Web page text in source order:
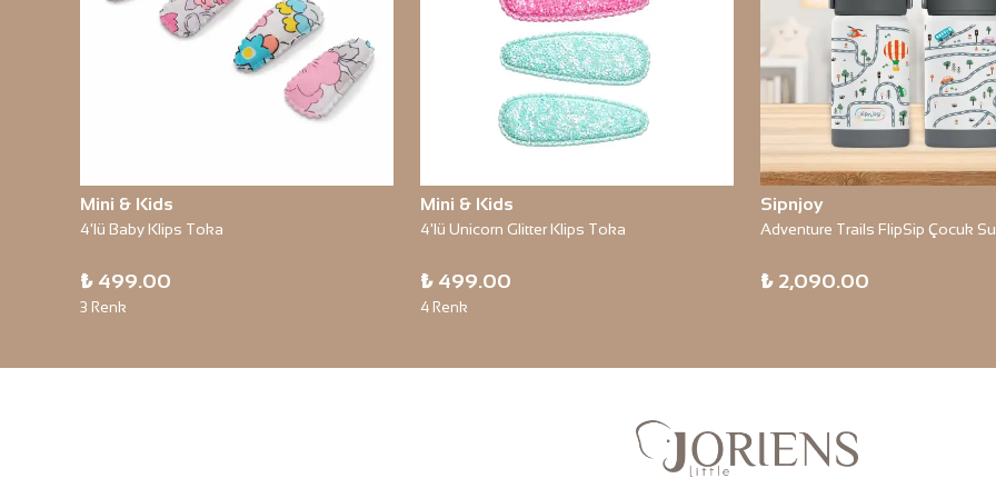
Mini & Kids
4'lü Baby Klips Toka
₺ 499.00
3 Renk
Mini & Kids
4'lü Unicorn Glitter Klips Toka
₺ 499.00
4 Renk
Sipnjoy
₺ 2,090.00